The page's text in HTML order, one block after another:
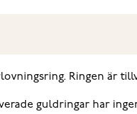
Ringen är
guldringar har